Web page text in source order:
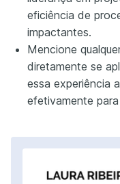
eficiência de
impactantes.
Mencione
diretamente se
essa experiência
efetivamente